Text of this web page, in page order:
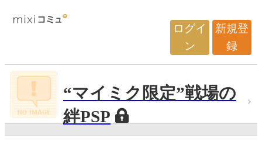
ログイ
ン
新規登
録
“マイミク限定”戦場の
絆PSP